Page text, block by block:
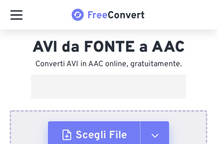
AVI da FONTE a AAC
Converti AVI in AAC online, gratuitamente.
Scegli File